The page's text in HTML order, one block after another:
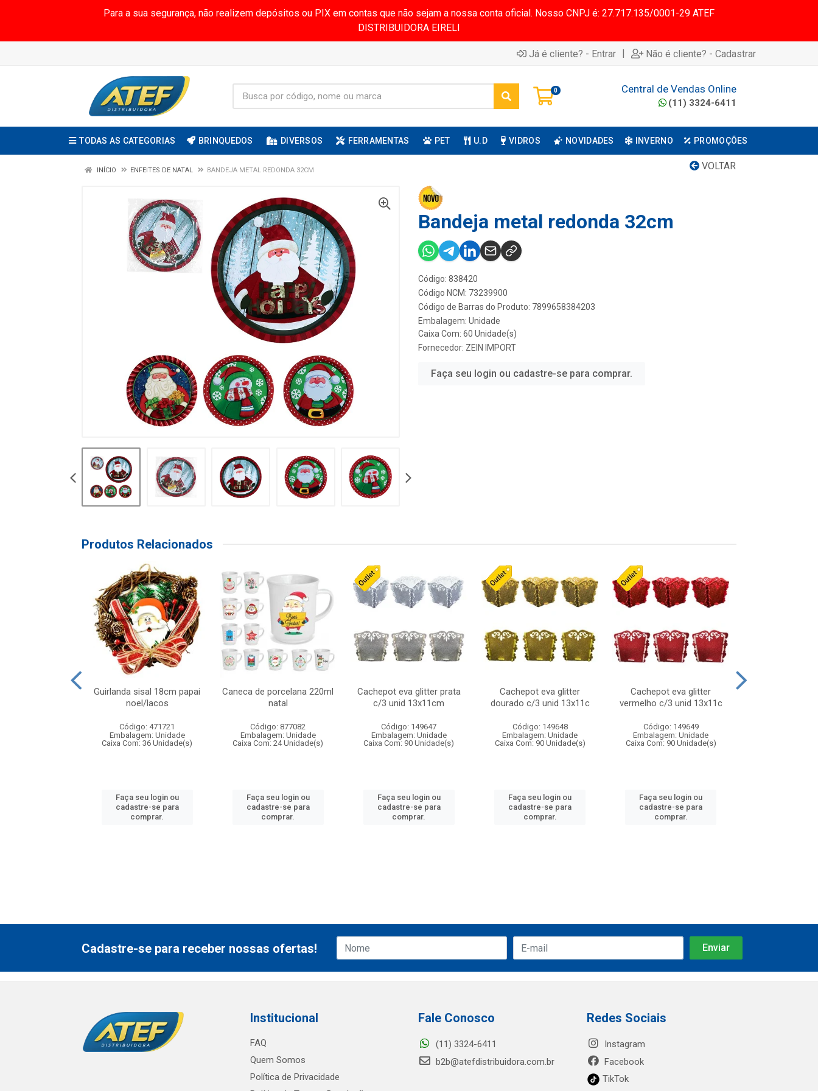
Para a sua segurança, não realizem depósitos ou PIX em contas que não sejam a nossa conta oficial. Nosso CNPJ é: 27.717.135/0001-29 ATEF
DISTRIBUIDORA EIRELI
Já é cliente? - Entrar | Não é cliente? - Cadastrar
0 Central de Vendas Online
(11) 3324-6411
TODAS AS CATEGORIAS BRINQUEDOS DIVERSOS FERRAMENTAS PET U.D VIDROS NOVIDADES INVERNO PROMOÇÕES
VOLTAR
INÍCIO ENFEITES DE NATAL BANDEJA METAL REDONDA 32CM
Bandeja metal redonda 32cm
Código: 838420
Código NCM: 73239900
Código de Barras do Produto: 7899658384203
Embalagem: Unidade
Caixa Com: 60 Unidade(s)
Fornecedor: ZEIN IMPORT
Faça seu login ou cadastre-se para comprar.
Produtos Relacionados
Guirlanda sisal 18cm papai
noel/lacos
Código: 471721
Embalagem: Unidade
Caixa Com: 36 Unidade(s)
Faça seu login ou
cadastre-se para
comprar.
Caneca de porcelana 220ml
natal
Código: 877082
Embalagem: Unidade
Caixa Com: 24 Unidade(s)
Faça seu login ou
cadastre-se para
comprar.
Cachepot eva glitter prata
c/3 unid 13x11cm
Código: 149647
Embalagem: Unidade
Caixa Com: 90 Unidade(s)
Faça seu login ou
cadastre-se para
comprar.
Cachepot eva glitter
dourado c/3 unid 13x11c
Código: 149648
Embalagem: Unidade
Caixa Com: 90 Unidade(s)
Faça seu login ou
cadastre-se para
comprar.
Cachepot eva glitter
vermelho c/3 unid 13x11c
Código: 149649
Embalagem: Unidade
Caixa Com: 90 Unidade(s)
Faça seu login ou
cadastre-se para
comprar.
Cadastre-se para receber nossas ofertas!
Institucional
FAQ
Quem Somos
Política de Privacidade
Fale Conosco
(11) 3324-6411
b2b@atefdistribuidora.com.br
Redes Sociais
Instagram
Facebook
TikTok